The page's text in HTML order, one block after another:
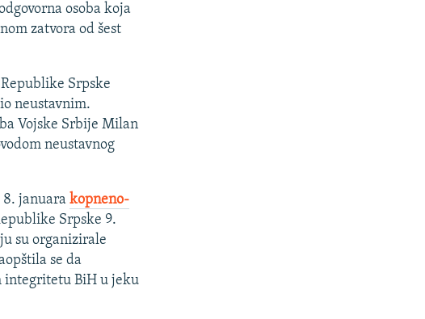
osoba koja
zatvora od šest
Srpske
neustavnim.
Vojske Srbije Milan
neustavnog
8. januara kopneno-
Srpske 9.
su organizirale
se da
integritetu BiH u jeku